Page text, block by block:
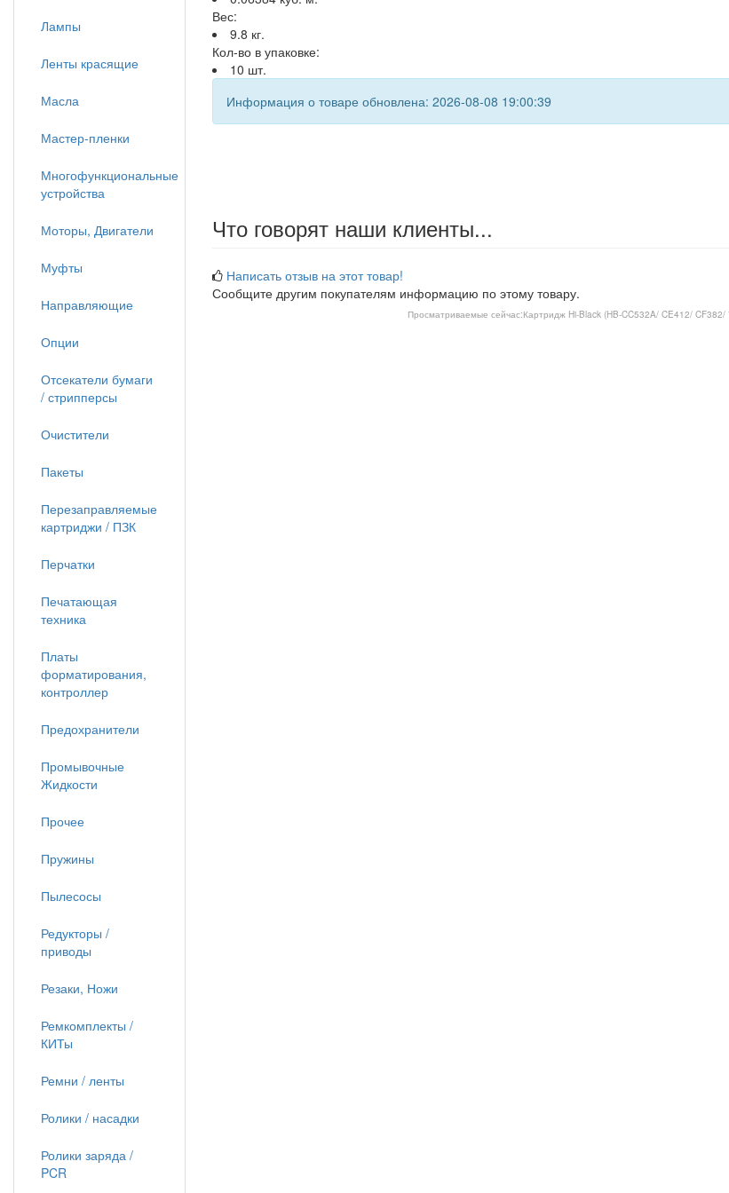
Вес:
9.8 кг.
Кол-во в упаковке:
10 шт.
Информация о товаре обновлена: 2026-08-08 19:00:39
Что говорят наши клиенты...
Написать отзыв на этот товар!
Сообщите другим покупателям информацию по этому товару.
Просматриваемые сейчас:Картридж Hi-Black (HB-CC532A/ CE412/
Лампы
Ленты красящие
Масла
Мастер-пленки
Многофункциональные
устройства
Моторы, Двигатели
Муфты
Направляющие
Опции
Отсекатели бумаги
/ стрипперсы
Очистители
Пакеты
Перезаправляемые
картриджи / ПЗК
Перчатки
Печатающая
техника
Платы
форматирования,
контроллер
Предохранители
Промывочные
Жидкости
Прочее
Пружины
Пылесосы
Редукторы /
приводы
Резаки, Ножи
Ремкомплекты /
КИТы
Ремни / ленты
Ролики / насадки
Ролики заряда /
PCR